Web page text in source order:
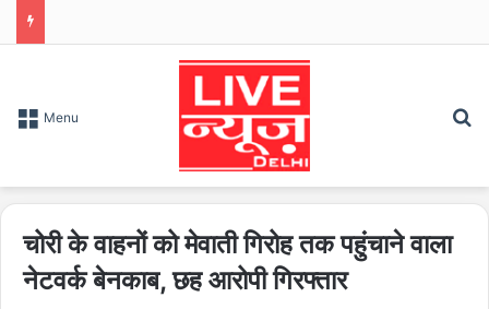
Menu
चोरी के वाहनों को मेवाती गिरोह तक पहुंचाने वाला
नेटवर्क बेनकाब, छह आरोपी गिरफ्तार